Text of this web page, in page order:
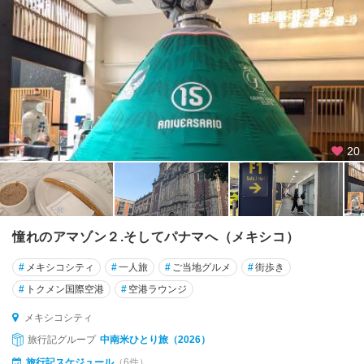
カ
ン
ク
ン
★
コ
ス
メ
ル
★
チ
チ
ェ
ン
・
イ
ッ
ツ
ァ
20
憧れのアマゾン２.そしてパナマへ（メキシコ）
# メキシコシティ #一人旅 # ご当地グルメ #街歩き
# トクメン国際空港 # 空港ラウンジ
メキシコシティ
旅行記グループ 中南米ひとり旅（2026）